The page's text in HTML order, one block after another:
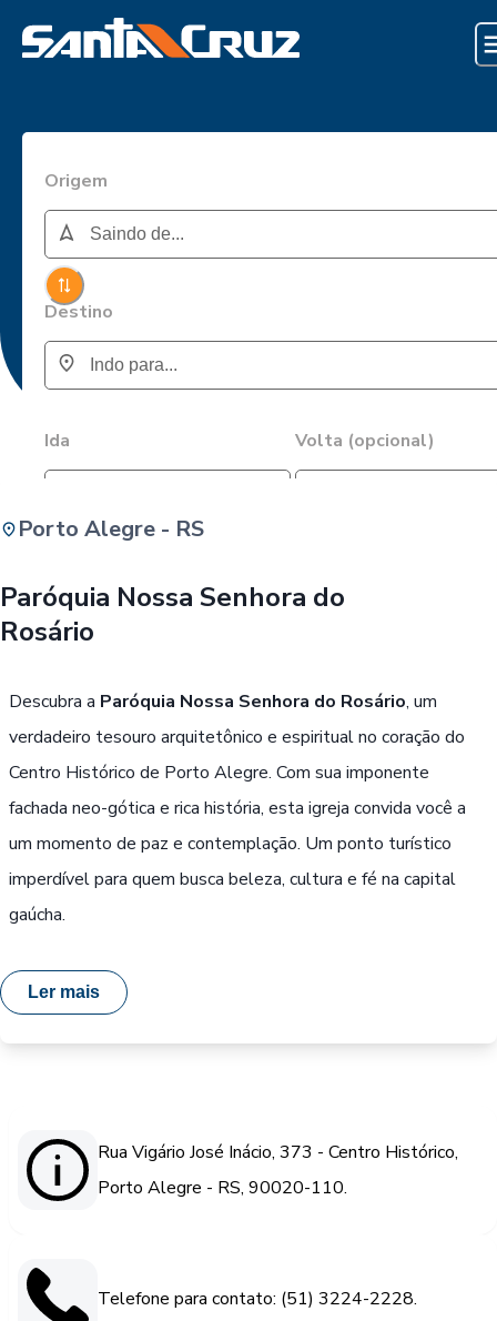
Origem
Destino
Ida Volta (opcional)
Porto Alegre - RS
Paróquia Nossa Senhora do
Rosário
Descubra a Paróquia Nossa Senhora do Rosário, um
verdadeiro tesouro arquitetônico e espiritual no coração do
Centro Histórico de Porto Alegre. Com sua imponente
fachada neo-gótica e rica história, esta igreja convida você a
um momento de paz e contemplação. Um ponto turístico
imperdível para quem busca beleza, cultura e fé na capital
gaúcha.
Ler mais
Rua Vigário José Inácio, 373 - Centro Histórico,
Porto Alegre - RS, 90020-110.
Telefone para contato: (51) 3224-2228.